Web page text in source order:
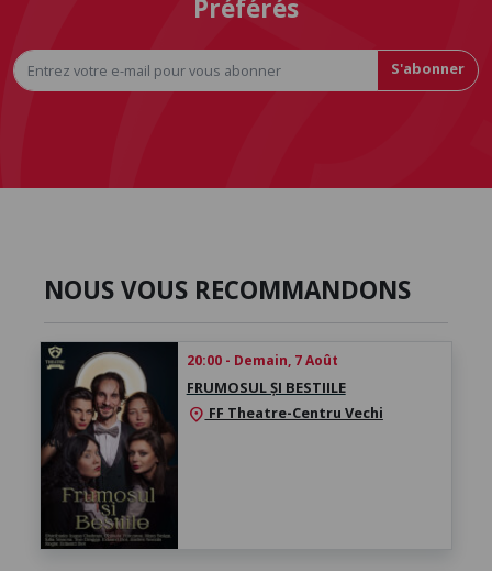
Préférés
S'abonner
NOUS VOUS RECOMMANDONS
20:00 - Demain, 7 Août
FRUMOSUL ȘI BESTIILE
location_on FF Theatre-Centru Vechi